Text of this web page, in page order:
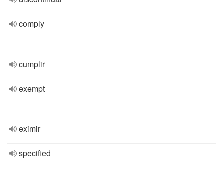
comply
cumplir
exempt
eximir
specified